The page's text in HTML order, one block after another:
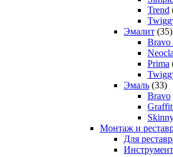
Trend
Эмалит (35)
Bravo
Prima
Эмаль (33)
Bravo
Монтаж и
Для
Инструмент